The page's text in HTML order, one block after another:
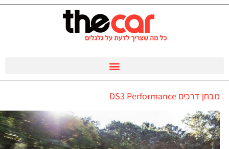
מבחן דרכים DS3 Performance